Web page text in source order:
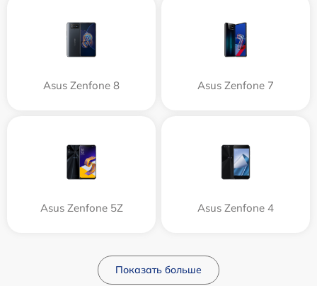
Asus Zenfone 8 Asus Zenfone 7
Asus Zenfone 5Z Asus Zenfone 4
Показать больше